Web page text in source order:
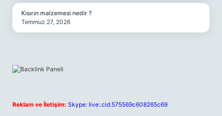
Kısırın malzemesi nedir ?
Temmuz 27, 2026
Reklam ve İletişim: Skype: live:.cid.575569c608265c69